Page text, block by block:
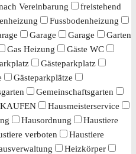
Vereinbarung
freistehend
Fussbodenheizung
Garage Garage
Garten
Gas Heizung
Gäste WC
Gästeparkplatz
Gästeparkplätze
Gemeinschaftsgarten
Hausmeisterservice
Hausordnung
Haustiere
verboten
Haustiere
Heizkörper